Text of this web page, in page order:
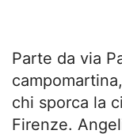
Parte da via
chi sporca la
Firenze.